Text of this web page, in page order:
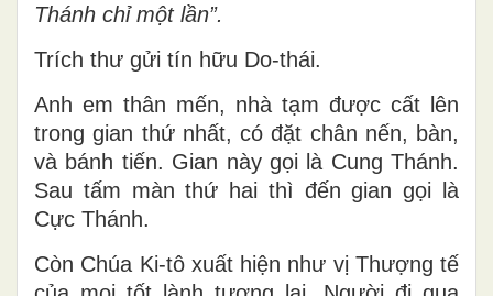
Thánh chỉ một lần”.
Trích thư gửi tín hữu Do-thái.
Anh em thân mến, nhà tạm được cất lên
trong gian thứ nhất, có đặt chân nến, bàn,
và bánh tiến. Gian này gọi là Cung Thánh.
Sau tấm màn thứ hai thì đến gian gọi là
Cực Thánh.
Còn Chúa Ki-tô xuất hiện như vị Thượng tế